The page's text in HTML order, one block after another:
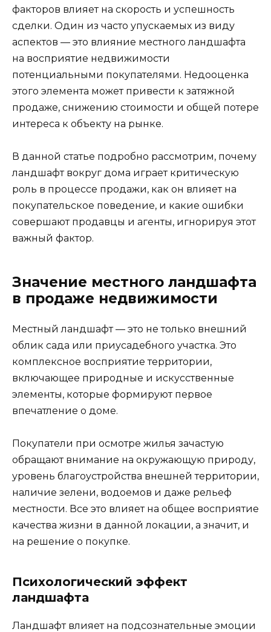
факторов влияет на скорость и успешность
сделки. Один из часто упускаемых из виду
аспектов — это влияние местного ландшафта
на восприятие недвижимости
потенциальными покупателями. Недооценка
этого элемента может привести к затяжной
продаже, снижению стоимости и общей потере
интереса к объекту на рынке.
В данной статье подробно рассмотрим, почему
ландшафт вокруг дома играет критическую
роль в процессе продажи, как он влияет на
покупательское поведение, и какие ошибки
совершают продавцы и агенты, игнорируя этот
важный фактор.
Значение местного ландшафта
в продаже недвижимости
Местный ландшафт — это не только внешний
облик сада или приусадебного участка. Это
комплексное восприятие территории,
включающее природные и искусственные
элементы, которые формируют первое
впечатление о доме.
Покупатели при осмотре жилья зачастую
обращают внимание на окружающую природу,
уровень благоустройства внешней территории,
наличие зелени, водоемов и даже рельеф
местности. Все это влияет на общее восприятие
качества жизни в данной локации, а значит, и
на решение о покупке.
Психологический эффект
ландшафта
Ландшафт влияет на подсознательные эмоции